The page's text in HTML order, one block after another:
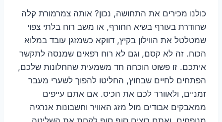
כולנו מכירים את התחושה, נכון? אותה צמרמורת קלה
שחודרת בעורף בשיא החורף, או משב רוח בלתי צפוי
שמטלטל את הווילון בקיץ, דווקא כשמזגן עובד במלוא
הכוח. זה לא קסם, וגם לא רוח רפאים שמנסה לתקשר
איתכם. זו פשוט הוכחה חד משמעית שהחלונות שלכם,
הפתחים לחיים שבחוץ, החליטו להפוך לשערי מעבר
זמניים, ולאוורר לכם את הכיס. אם אתם עייפים
ממאבקים אבודים מול מזג האוויר וחשבונות אנרגיה